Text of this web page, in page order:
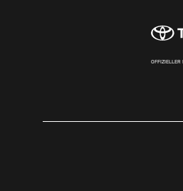
OFFIZIELLER